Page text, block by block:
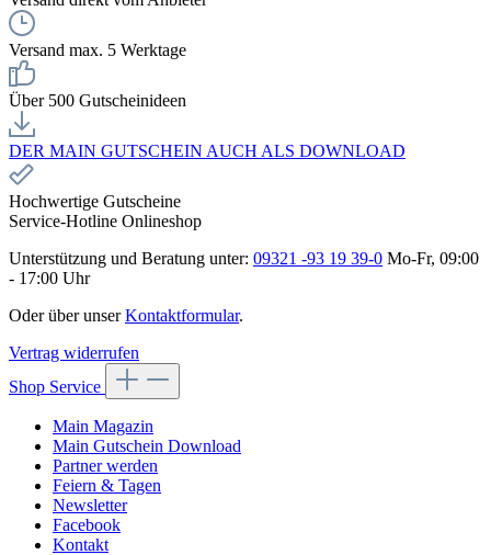
Versand max. 5 Werktage
Über 500 Gutscheinideen
DER MAIN GUTSCHEIN AUCH ALS DOWNLOAD
Hochwertige Gutscheine
Service-Hotline Onlineshop
Unterstützung und Beratung unter: 09321 -93 19 39-0 Mo-Fr, 09:00
- 17:00 Uhr
Oder über unserKontaktformular.
Vertrag widerrufen
Shop Service
Main Magazin
Main Gutschein Download
Partner werden
Feiern & Tagen
Newsletter
Facebook
Kontakt